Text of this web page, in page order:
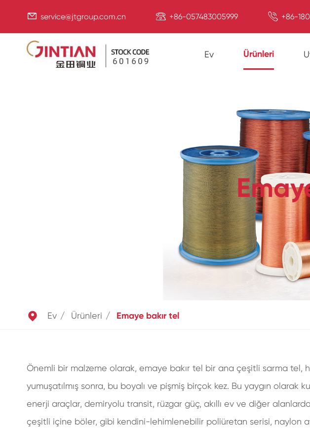
 service@jtgroup.com.cn  +86-057483005999  +86-
Ev Ürünleri
 Ev Ürünleri Emaye bakır tel
Önemli bir malzeme olarak, emaye bakır tel bir ana çeşitli sarma tel,
yumuşatılmış sonra, bu boyalı ve pişmiş birçok kez. Bu yaygın
enerji araçlar, demiryolu transit, rüzgar güç, akıllı ev ve diğer
çeşitli içine böler, gibi kendini-lehimlenebilir poliüretan serisi, naylon